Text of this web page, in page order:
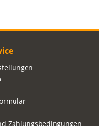
Zahlungsbedingungen